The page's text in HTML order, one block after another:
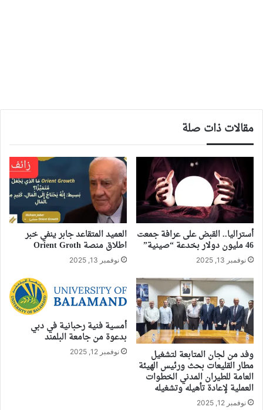
مقالات ذات صلة
أستراليا.. القبض على عرافة جمعت
46 مليون دولار بخدعة “صينية”
نوفمبر 13, 2025
العميد المتقاعد جابر ينفي خبر
اطلاق منصة Orient Groth
نوفمبر 13, 2025
وفد من لجان المتابعة لتشغيل
مطار القليعات بحث ورئيس الهيئة
العامة للطيران المدني الخطوات
العملية لإعادة تأهيله وتشغيله
نوفمبر 12, 2025
أمسية فنية رحبانية في دبي
بدعوة من جامعة البلمند
نوفمبر 12, 2025